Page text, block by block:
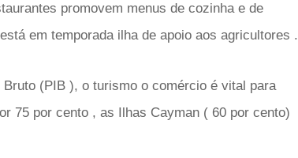
promovem menus de cozinha e de
em temporada ilha de apoio aos agricultores .
(PIB ), o turismo o comércio é vital para
75 por cento , as Ilhas Cayman ( 60 por cento)